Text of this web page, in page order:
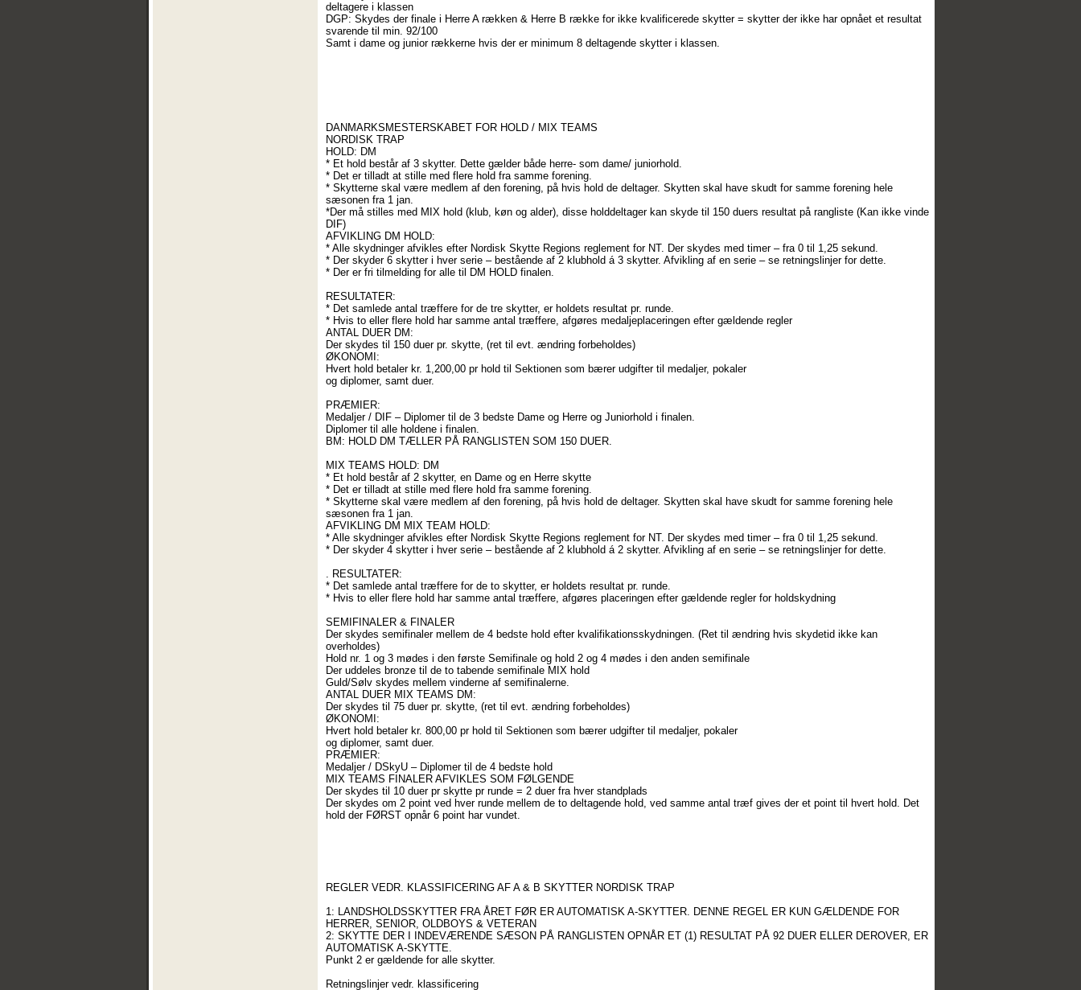
deltagere i klassen
DGP: Skydes der finale i Herre A rækken & Herre B række for ikke kvalificerede skytter = skytter der ikke har opnået et resultat
svarende til min. 92/100
Samt i dame og junior rækkerne hvis der er minimum 8 deltagende skytter i klassen.
DANMARKSMESTERSKABET FOR HOLD / MIX TEAMS
NORDISK TRAP
HOLD: DM
* Et hold består af 3 skytter. Dette gælder både herre- som dame/ juniorhold.
* Det er tilladt at stille med flere hold fra samme forening.
* Skytterne skal være medlem af den forening, på hvis hold de deltager. Skytten skal have skudt for samme forening hele
sæsonen fra 1 jan.
*Der må stilles med MIX hold (klub, køn og alder), disse holddeltager kan skyde til 150 duers resultat på rangliste (Kan ikke vinde
DIF)
AFVIKLING DM HOLD:
* Alle skydninger afvikles efter Nordisk Skytte Regions reglement for NT. Der skydes med timer – fra 0 til 1,25 sekund.
* Der skyder 6 skytter i hver serie – bestående af 2 klubhold á 3 skytter. Afvikling af en serie – se retningslinjer for dette.
* Der er fri tilmelding for alle til DM HOLD finalen.
RESULTATER:
* Det samlede antal træffere for de tre skytter, er holdets resultat pr. runde.
* Hvis to eller flere hold har samme antal træffere, afgøres medaljeplaceringen efter gældende regler
ANTAL DUER DM:
Der skydes til 150 duer pr. skytte, (ret til evt. ændring forbeholdes)
ØKONOMI:
Hvert hold betaler kr. 1,200,00 pr hold til Sektionen som bærer udgifter til medaljer, pokaler
og diplomer, samt duer.
PRÆMIER:
Medaljer / DIF – Diplomer til de 3 bedste Dame og Herre og Juniorhold i finalen.
Diplomer til alle holdene i finalen.
BM: HOLD DM TÆLLER PÅ RANGLISTEN SOM 150 DUER.
MIX TEAMS HOLD: DM
* Et hold består af 2 skytter, en Dame og en Herre skytte
* Det er tilladt at stille med flere hold fra samme forening.
* Skytterne skal være medlem af den forening, på hvis hold de deltager. Skytten skal have skudt for samme forening hele
sæsonen fra 1 jan.
AFVIKLING DM MIX TEAM HOLD:
* Alle skydninger afvikles efter Nordisk Skytte Regions reglement for NT. Der skydes med timer – fra 0 til 1,25 sekund.
* Der skyder 4 skytter i hver serie – bestående af 2 klubhold á 2 skytter. Afvikling af en serie – se retningslinjer for dette.
. RESULTATER:
* Det samlede antal træffere for de to skytter, er holdets resultat pr. runde.
* Hvis to eller flere hold har samme antal træffere, afgøres placeringen efter gældende regler for holdskydning
SEMIFINALER & FINALER
Der skydes semifinaler mellem de 4 bedste hold efter kvalifikationsskydningen. (Ret til ændring hvis skydetid ikke kan
overholdes)
Hold nr. 1 og 3 mødes i den første Semifinale og hold 2 og 4 mødes i den anden semifinale
Der uddeles bronze til de to tabende semifinale MIX hold
Guld/Sølv skydes mellem vinderne af semifinalerne.
ANTAL DUER MIX TEAMS DM:
Der skydes til 75 duer pr. skytte, (ret til evt. ændring forbeholdes)
ØKONOMI:
Hvert hold betaler kr. 800,00 pr hold til Sektionen som bærer udgifter til medaljer, pokaler
og diplomer, samt duer.
PRÆMIER:
Medaljer / DSkyU – Diplomer til de 4 bedste hold
MIX TEAMS FINALER AFVIKLES SOM FØLGENDE
Der skydes til 10 duer pr skytte pr runde = 2 duer fra hver standplads
Der skydes om 2 point ved hver runde mellem de to deltagende hold, ved samme antal træf gives der et point til hvert hold. Det
hold der FØRST opnår 6 point har vundet.
REGLER VEDR. KLASSIFICERING AF A & B SKYTTER NORDISK TRAP
1: LANDSHOLDSSKYTTER FRA ÅRET FØR ER AUTOMATISK A-SKYTTER. DENNE REGEL ER KUN GÆLDENDE FOR
HERRER, SENIOR, OLDBOYS & VETERAN
2: SKYTTE DER I INDEVÆRENDE SÆSON PÅ RANGLISTEN OPNÅR ET (1) RESULTAT PÅ 92 DUER ELLER DEROVER, ER
AUTOMATISK A-SKYTTE.
Punkt 2 er gældende for alle skytter.
Retningslinjer vedr. klassificering